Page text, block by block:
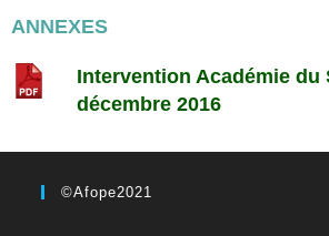
ANNEXES
Intervention Académie du
décembre 2016
©Afope2021